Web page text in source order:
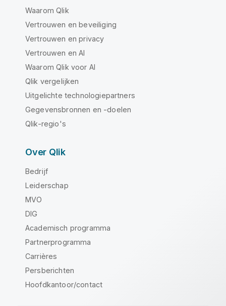
Waarom Qlik
Vertrouwen en beveiliging
Vertrouwen en privacy
Vertrouwen en AI
Waarom Qlik voor AI
Qlik vergelijken
Uitgelichte technologiepartners
Gegevensbronnen en -doelen
Qlik-regio's
Over Qlik
Bedrijf
Leiderschap
MVO
DIG
Academisch programma
Partnerprogramma
Carrières
Persberichten
Hoofdkantoor/contact